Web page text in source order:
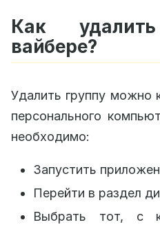
Как
вайбере?
Удалить группу можно
персонального
необходимо:
Запустить
Перейти в раздел
Выбрать тот, с